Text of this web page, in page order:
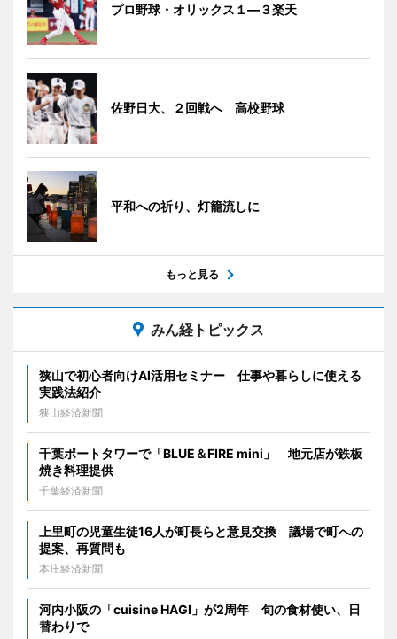
プロ野球・オリックス１―３楽天
佐野日大、２回戦へ 高校野球
平和への祈り、灯籠流しに
もっと見る
みん経トピックス
狭山で初心者向けAI活用セミナー 仕事や暮らしに使える
実践法紹介
狭山経済新聞
千葉ポートタワーで「BLUE＆FIRE mini」 地元店が鉄板
焼き料理提供
千葉経済新聞
上里町の児童生徒16人が町長らと意見交換 議場で町への
提案、再質問も
本庄経済新聞
河内小阪の「cuisine HAGI」が2周年 旬の食材使い、日
替わりで